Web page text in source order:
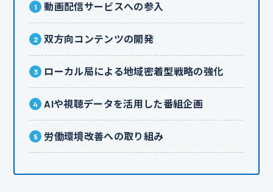
動画配信サービスへの参入
双方向コンテンツの開発
ローカル局による地域密着型戦略の強化
AIや視聴データを活用した番組企画
労働環境改善への取り組み